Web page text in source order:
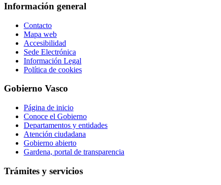
Información general
Contacto
Mapa web
Accesibilidad
Sede Electrónica
Información Legal
Política de cookies
Gobierno Vasco
Página de inicio
Conoce el Gobierno
Departamentos y entidades
Atención ciudadana
Gobierno abierto
Gardena, portal de transparencia
Trámites y servicios